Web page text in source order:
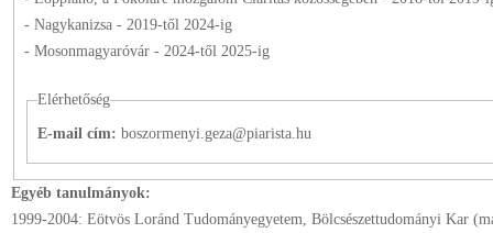
- Nagykanizsa - 2019-től 2024-ig
- Mosonmagyaróvár - 2024-től 2025-ig
Elérhetőség
E-mail cím: boszormenyi.geza@piarista.hu
Egyéb tanulmányok:
1999-2004: Eötvös Loránd Tudományegyetem, Bölcsészettudományi Kar